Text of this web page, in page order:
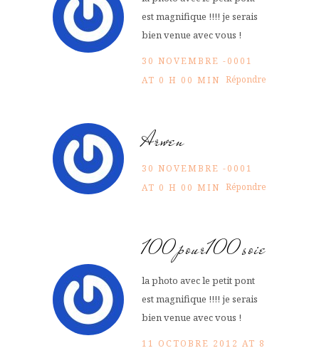
est magnifique !!!! je serais
bien venue avec vous !
30 NOVEMBRE -0001
AT 0 H 00 MIN Répondre
Arwen
30 NOVEMBRE -0001
AT 0 H 00 MIN Répondre
100pour100soie
la photo avec le petit pont
est magnifique !!!! je serais
bien venue avec vous !
11 OCTOBRE 2012 AT 8